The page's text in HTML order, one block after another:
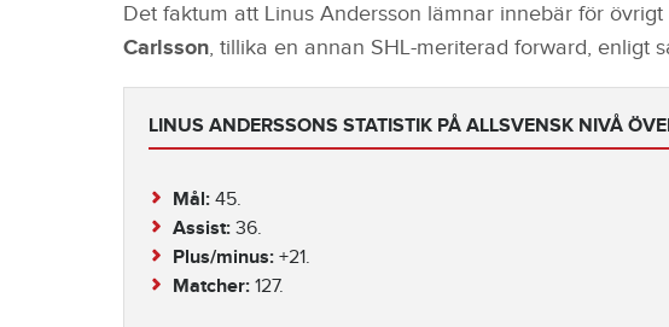
Det faktum att Linus Andersson lämnar innebär för
Carlsson, tillika en annan SHL-meriterad forward, enligt
LINUS ANDERSSONS STATISTIK PÅ ALLSVENSK NIVÅ
Mål: 45.
Assist: 36.
Plus/minus: +21.
Matcher: 127.